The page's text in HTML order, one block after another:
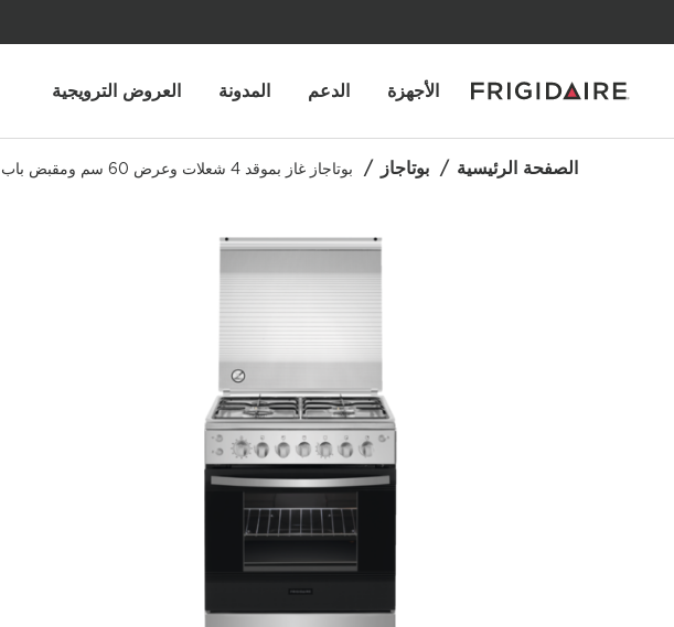
الأجهزة الدعم المدونة العروض الترويجية
الصفحة الرئيسية بوتاجاز بوتاجاز غاز بموقد 4 شعلات وعرض 60 سم ومقبض باب معدني وفرن بسعة 72 لترًا - من الفولاذ المقاوم للصدأ